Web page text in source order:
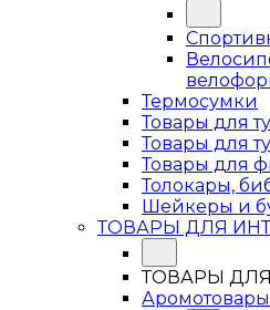
Термосумки
Товары для
Товары для
Товары для
Толокары,
Шейкеры и
ТОВАРЫ ДЛЯ
ТОВАРЫ
Аромотовары